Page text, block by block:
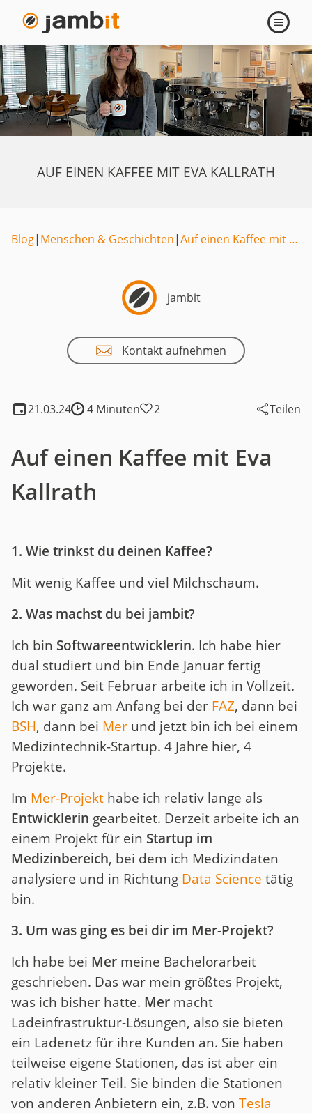
öffnen
AUF EINEN KAFFEE MIT EVA KALLRATH
jambit
Kontakt aufnehmen
21.03.24Lesedauer:
4 Minuten 2 Teilen
Blog| Menschen & Geschichten|Auf einen Kaffee mit …
Auf einen Kaffee mit Eva
Kallrath
1. Wie trinkst du deinen Kaffee?
Mit wenig Kaffee und viel Milchschaum.
2. Was machst du bei jambit?
Ich bin Softwareentwicklerin. Ich habe hier
dual studiert und bin Ende Januar fertig
geworden. Seit Februar arbeite ich in Vollzeit.
Ich war ganz am Anfang bei der FAZ, dann bei
BSH, dann bei Mer und jetzt bin ich bei einem
Medizintechnik-Startup. 4 Jahre hier, 4
Projekte.
Im Mer-Projekt habe ich relativ lange als
Entwicklerin gearbeitet. Derzeit arbeite ich an
einem Projekt für ein Startup im
Medizinbereich, bei dem ich Medizindaten
analysiere und in Richtung Data Science tätig
bin.
3. Um was ging es bei dir im Mer-Projekt?
Ich habe bei Mer meine Bachelorarbeit
geschrieben. Das war mein größtes Projekt,
was ich bisher hatte. Mer macht
Ladeinfrastruktur-Lösungen, also sie bieten
ein Ladenetz für ihre Kunden an. Sie haben
teilweise eigene Stationen, das ist aber ein
relativ kleiner Teil. Sie binden die Stationen
von anderen Anbietern ein, z.B. von Tesla